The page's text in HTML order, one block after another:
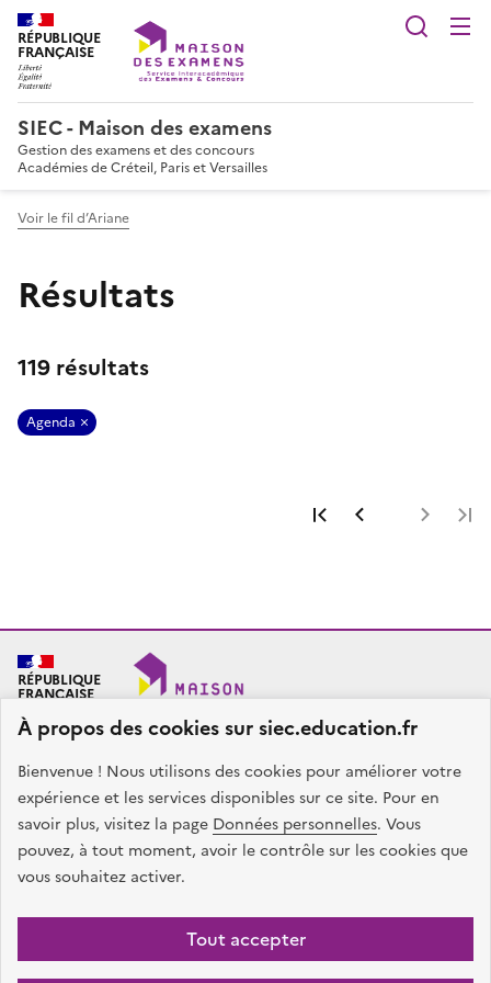
À propos des cookies sur siec.education.fr
Bienvenue ! Nous utilisons des cookies pour améliorer votre
expérience et les services disponibles sur ce site. Pour en
savoir plus, visitez la page Données personnelles. Vous
pouvez, à tout moment, avoir le contrôle sur les cookies que
vous souhaitez activer.
Tout accepter
RÉPUBLIQUE
FRANÇAISE
SIEC - Maison des examens
Gestion des examens et des concours
Académies de Créteil, Paris et Versailles
Voir le fil d’Ariane
Résultats
119 résultats
Agenda
Première page
Page
RÉPUBLIQUE
FRANÇAISE
SIEC - Maison des examens
Académies de Créteil, Paris et Versailles
7, rue Ernest Renan
94749 ARCUEIL CEDEX
Nous contacter
facebook
x instagramlinkedin